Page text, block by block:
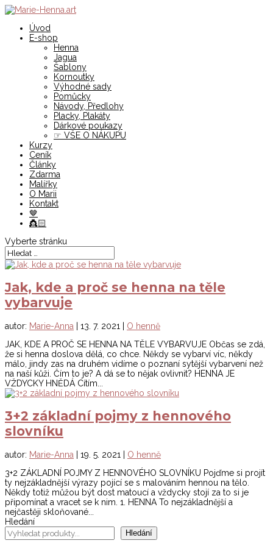
Úvod
E-shop
Henna
Jagua
Šablony
Kornoutky
Výhodné sady
Pomůcky
Návody, Předlohy
Placky, Plakáty
Dárkové poukazy
☞ VŠE O NÁKUPU
Kurzy
Ceník
Články
Zdarma
Malířky
O Marii
Kontakt
🤎
👸🏻
Vyberte stránku
Jak, kde a proč se henna na těle
vybarvuje
autor: Marie-Anna 13. 7. 2021
O henně
JAK, KDE A PROČ SE HENNA NA TĚLE VYBARVUJE Občas se zdá,
že si henna doslova dělá, co chce. Někdy se vybarví víc, někdy
málo, jindy zas na druhém vidíme o poznaní sytější vybarvení než
na naší kůži. Čím to je? A dá se to nějak ovlivnit? HENNA JE
VŽDYCKY HNĚDÁ Cítím...
3+2 základní pojmy z hennového
slovníku
autor: Marie-Anna 19. 5. 2021
O henně
3+2 ZÁKLADNÍ POJMY Z HENNOVÉHO SLOVNÍKU Pojďme si projít
ty nejzákladnější výrazy pojící se s malováním hennou na tělo.
Někdy totiž můžou být dost matoucí a vždycky stojí za to si je
připomínat a vracet se k nim. 1. HENNA To nejzákladnější a
nejčastěji skloňované...
Hledání
Hledání